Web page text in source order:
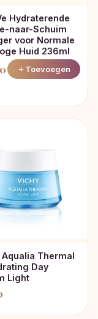
Hydraterende
naar-Schuim
voor Normale
Huid 236ml
Toevoegen
Thermal
Day
Light